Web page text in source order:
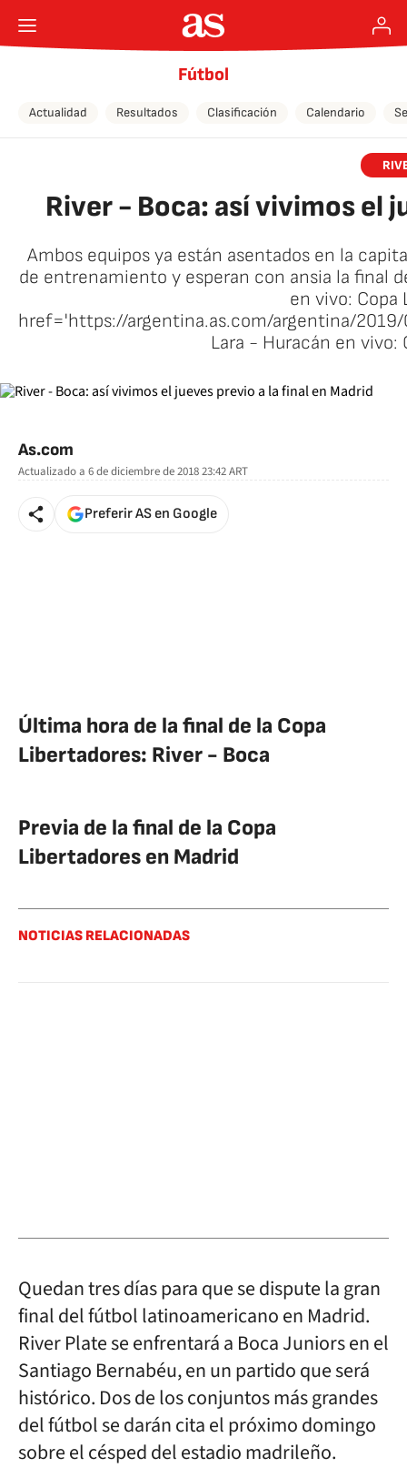
Fútbol
Actualidad Resultados Clasificación Calendario
River - Boca: así vivimos el
Ambos equipos ya están asentados en la
de entrenamiento y esperan con ansia la final
en vivo: Copa
href='https://argentina.as.com/argentina/
Lara - Huracán en
As.com
Actualizado a 6 de diciembre de 2018 23:42ART
Preferir AS en Google
Última hora de la final de la Copa
Libertadores: River - Boca
Previa de la final de la Copa
Libertadores en Madrid
NOTICIAS RELACIONADAS
Quedan tres días para que se dispute la gran
final del fútbol latinoamericano en Madrid.
River Plate se enfrentará a Boca Juniors en el
Santiago Bernabéu, en un partido que será
histórico. Dos de los conjuntos más grandes
del fútbol se darán cita el próximo domingo
sobre el césped del estadio madrileño.